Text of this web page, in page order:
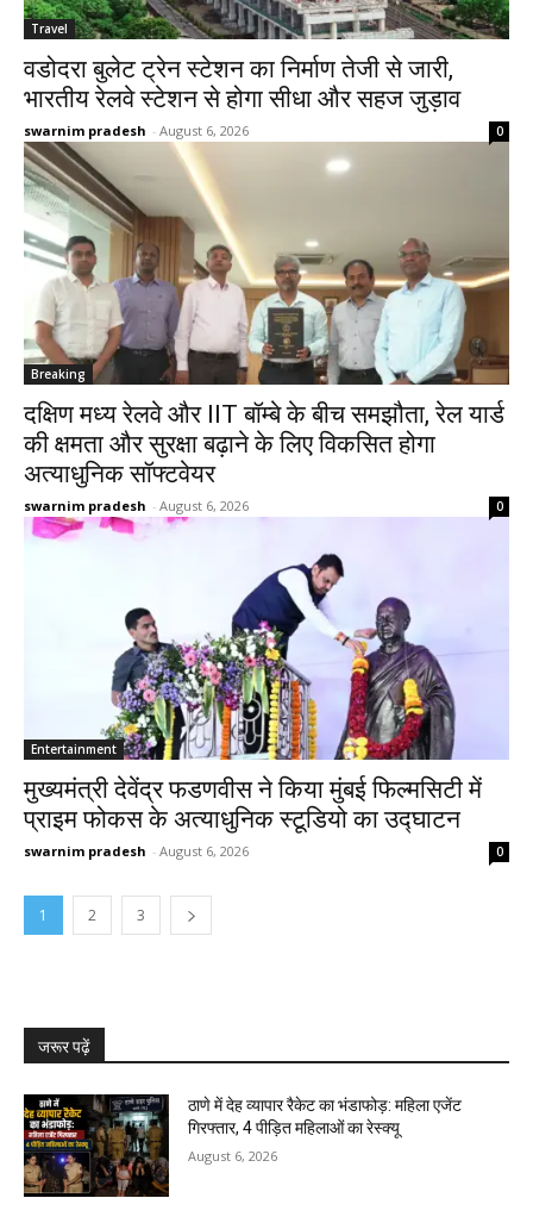
Travel
वडोदरा बुलेट ट्रेन स्टेशन का निर्माण तेजी से जारी,
भारतीय रेलवे स्टेशन से होगा सीधा और सहज जुड़ाव
swarnim pradesh - August 6, 2026 0
Breaking
दक्षिण मध्य रेलवे और IIT बॉम्बे के बीच समझौता, रेल यार्ड
की क्षमता और सुरक्षा बढ़ाने के लिए विकसित होगा
अत्याधुनिक सॉफ्टवेयर
swarnim pradesh - August 6, 2026 0
Entertainment
मुख्यमंत्री देवेंद्र फडणवीस ने किया मुंबई फिल्मसिटी में
प्राइम फोकस के अत्याधुनिक स्टूडियो का उद्घाटन
swarnim pradesh - August 6, 2026 0
1 2 3
जरूर पढ़ें
ठाणे में देह व्यापार रैकेट का भंडाफोड़: महिला एजेंट
गिरफ्तार, 4 पीड़ित महिलाओं का रेस्क्यू
August 6, 2026